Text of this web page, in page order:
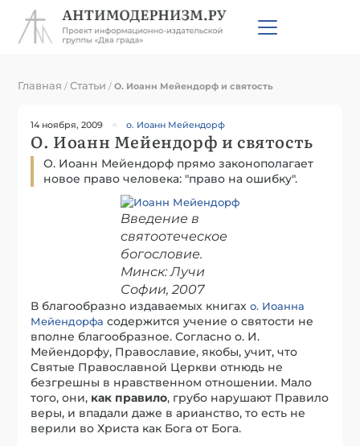
Главная /Статьи /О. Иоанн Мейендорф и святость
14 ноября, 2009 о. Иоанн Мейендорф
О. Иоанн Мейендорф и святость
О. Иоанн Мейендорф прямо законополагает
новое право человека: "право на ошибку".
Введение в
святоотеческое
богословие.
Минск: Лучи
Софии, 2007
В благообразно издаваемых книгахо. Иоанна
Мейендорфа содержится учение о святости не
вполне благообразное. Согласно о. И.
Мейендорфу, Православие, якобы, учит, что
Святые Православной Церкви отнюдь не
безгрешны в нравственном отношении. Мало
того, они, как правило, грубо нарушают Правило
веры, и впадали даже в арианство, то есть не
верили во Христа как Бога от Бога.